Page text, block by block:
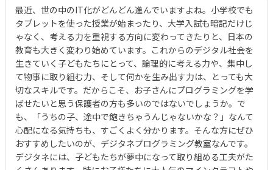
最近、世の中のIT化がどんどん進んでいますよね。小学校でも
タブレットを使った授業が始まったり、大学入試も暗記だけじ
ゃなく、考える力を重視する方向に変わってきたりと、日本の
教育も大きく変わり始めています。これからのデジタル社会を
生きていく子どもたちにとって、論理的に考える力や、集中し
て物事に取り組む力、そして何かを生み出す力は、とっても大
切なスキルです。だからこそ、お子さんにプログラミングを学
ばせたいと思う保護者の方も多いのではないでしょうか。で
も、「うちの子、途中で飽きちゃうんじゃないかな？」なんて
心配になる気持ちも、すごくよく分かります。そんな方にぜひ
おすすめしたいのが、デジタネプログラミング教室なんです。
デジタネには、子どもたちが夢中になって取り組める工夫がた